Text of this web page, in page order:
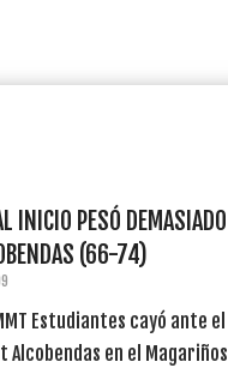
INICIO PESÓ DEMASIADO
(66-74)
Estudiantes cayó ante el
Alcobendas en el Magariños